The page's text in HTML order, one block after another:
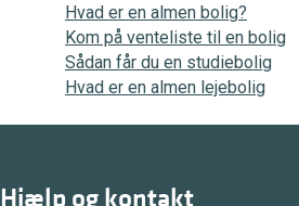
Hvad er en almen bolig?
Kom på venteliste til en bolig
Sådan får du en studiebolig
Hvad er en almen lejebolig
Hjælp og kontakt